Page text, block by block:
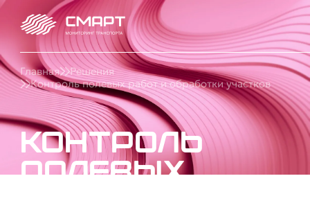
Главная
Решения
Контроль полевых работ и обработки участков
Контроль
полевых